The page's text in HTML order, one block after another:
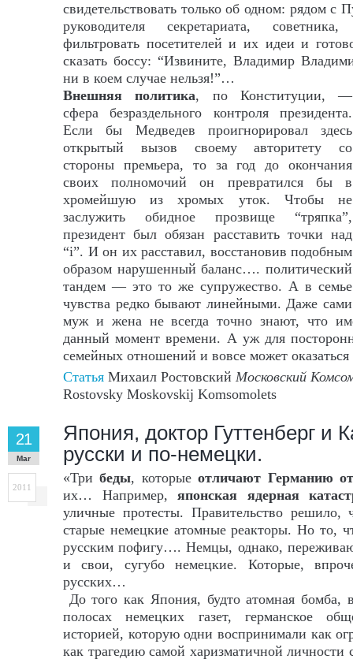
свидетельствовать только об одном: рядом с
руководителя секретариата,
фильтровать посетителей и их идеи и
сказать боссу: “Извините, Владимир
ни в коем случае нельзя!”…
Внешняя политика, по Конституции, —
сфера безраздельного контроля президента.
Если бы Медведев проигнорировал здесь
открытый вызов своему авторитету со
стороны премьера, то за год до окончания
своих полномочий он превратился бы в
хромейшую из хромых уток. Чтобы не
заслужить обидное прозвище “тряпка”,
президент был обязан расставить точки над
“i”. И он их расставил, восстановив подобным
образом нарушенный баланс…. политический
тандем — это то же супружество. А в семье
чувства редко бывают линейными. Даже сами
муж и жена не всегда точно знают, что
данный момент времени. А уж для
семейных отношений и вовсе может
Статья Михаил Ростовский Московский
Rostovsky Moskovskij Komsomolets
Япония, доктор Гуттенберг и
русски и по-немецки.
21
Mar
2011
«Трибеды, которыеотличают Германию
их… Например,японская ядерная
уличные протесты. Правительство решило,
старые немецкие атомные реакторы. Но то,
русским пофигу…. Немцы, однако,
и свои, сугубо немецкие. Которые,
русских…
До того как Япония, будто атомная бомба,
полосах немецких газет, германское
историей, которую одни воспринимали как
как трагедию самой харизматичной